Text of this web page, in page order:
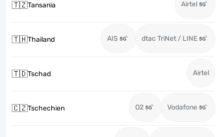
🇹🇿Tansania Airtel
🇹🇭Thailand AIS dtac TriNet / LINE
🇹🇩Tschad Airtel
🇨🇿Tschechien O2 Vodafone